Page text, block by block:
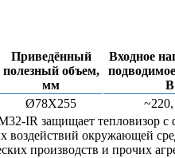
Приведённый
полезный объем,
мм
Входное
В
Ø78Х255
IR защищает тепловизор
воздействий окружающей
производств и прочих